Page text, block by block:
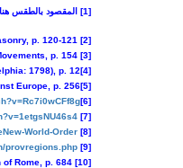
[1] المقصود بالطقس هنا: النظام التعبدي.
[2] Mackey, Albert. Encyclopedia of Freemasonry, p. 120-121.
[3] Webster, Nesta. Secret Societies and Subversive Movements, p. 154.
[4]Robison, James. Proofs of A Conspiracy (Philadelphia: 1798), p. 12.
[5]The Vatican against Europe, p. 256.
[6]
[7]
[8] Biden, Joe. «On the Threshold of the New World Order.»
World-Order
[9]
provregions.php
[10] Chiniquy, Charles. Fifty Years in the Church of Rome, p. 684.